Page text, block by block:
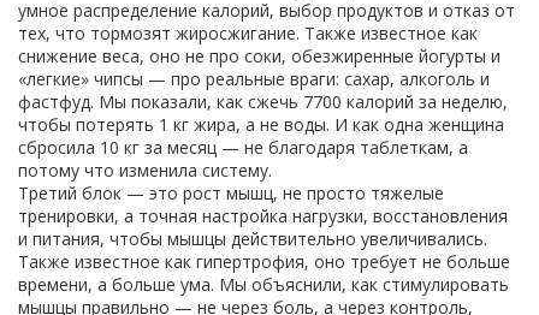
умное распределение калорий, выбор продуктов и отказ от
тех, что тормозят жиросжигание. Также известное как
снижение веса, оно не про соки, обезжиренные йогурты и
«легкие» чипсы — про реальные враги: сахар, алкоголь и
фастфуд. Мы показали, как сжечь 7700 калорий за неделю,
чтобы потерять 1 кг жира, а не воды. И как одна женщина
сбросила 10 кг за месяц — не благодаря таблеткам, а
потому что изменила систему.
Третий блок — это рост мышц, не просто тяжелые
тренировки, а точная настройка нагрузки, восстановления
и питания, чтобы мышцы действительно увеличивались.
Также известное как гипертрофия, оно требует не больше
времени, а больше ума. Мы объяснили, как стимулировать
мышцы правильно — не через боль, а через контроль,